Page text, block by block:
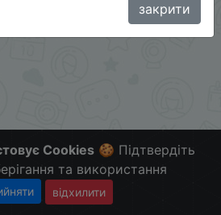
Cookies 🍪 Підтвердіть
та використання
відхилити
закрити